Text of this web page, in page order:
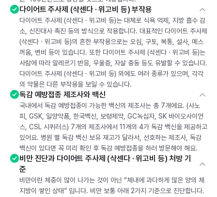
다이어트 주사제 (삭센다 · 위고비 등) 부작용
다이어트 주사제 (삭센다 · 위고비 등)는 대체로 식욕 억제, 지방 흡수 감
소, 신진대사 촉진 등의 방식으로 작용합니다. 대표적인 다이어트 주사제
(삭센다 · 위고비 등)의 흔한 부작용으로는 오심, 구토, 복통, 설사, 메스
꺼움, 변비 등이 있습니다. 또한 다이어트 주사제 (삭센다 · 위고비 등)는
사람에 따라 알레르기 반응, 우울증, 자살 충동 등도 유발할 수 있습니다.
다이어트 주사제 (삭센다 · 위고비 등) 외에도 여러 종류가 있으며, 각각
의 약물은 다른 부작용을 보일 수 있습니다.
독감 예방접종 제조사와 백신
국내에서 독감 예방접종이 가능한 백신의 제조사는 총 7개에요. (사노
피, GSK, 일양약품, 한국백신, 보령제약, GC녹십자, SK 바이오사이언
스, CSL 시퀴러스) 7개의 제조사에서 11개의 4가 독감 백신을 제공하고
있어요. 병원 별 독감 백신 보유 재고가 달라서, 선호하는 제조사, 독감
백신이 있다면 꼭 미리 확인 후 독감 예방접종을 하러 방문해야 해요.
비만 진단과 다이어트 주사제 (삭센다 · 위고비 등) 처방 기
준
비만이란 체중이 많이 나가는 것이 아닌 “체내에 과다하게 많은 양의 체
지방이 쌓인 상태” 입니다. 비만 보통 아래 2가지 기준으로 진단합니다.